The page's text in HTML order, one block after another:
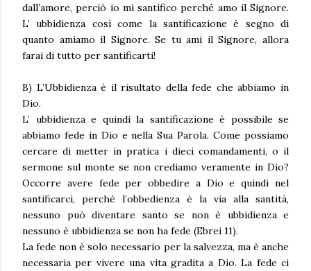
dall’amore, perciò io mi santifico perché amo il Signore.
L’ ubbidienza così come la santificazione è segno di
quanto amiamo il Signore. Se tu ami il Signore, allora
farai di tutto per santificarti!
B) L’Ubbidienza è il risultato della fede che abbiamo in
Dio.
L’ ubbidienza e quindi la santificazione è possibile se
abbiamo fede in Dio e nella Sua Parola. Come possiamo
cercare di metter in pratica i dieci comandamenti, o il
sermone sul monte se non crediamo veramente in Dio?
Occorre avere fede per obbedire a Dio e quindi nel
santificarci, perché l’obbedienza è la via alla santità,
nessuno può diventare santo se non è ubbidienza e
nessuno è ubbidienza se non ha fede (Ebrei 11).
La fede non è solo necessario per la salvezza, ma è anche
necessaria per vivere una vita gradita a Dio. La fede ci